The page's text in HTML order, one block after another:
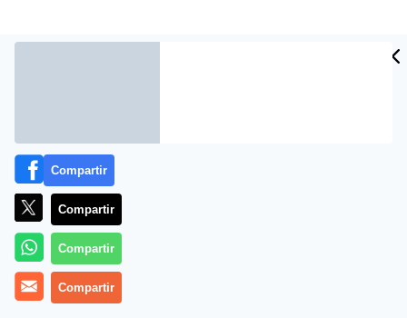
El arzobispo de Cracovia y secretario de Juan Pablo II
durante casi 40 años,
Compartir
Compartir
Compartir
Compartir